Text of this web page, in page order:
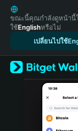
English
日本語
Tiếng Việt
Español
Türkçe
Italiano
ขณะนี้คุณกำลังดูหน้านี้
ใช้Englishหรือไม่
เปลี่ยนไปใช้